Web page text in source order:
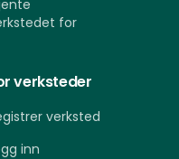
for
verksteder
verksted
inn